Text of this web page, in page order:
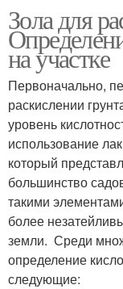
Зола для
на участке
Первоначально,
раскислении
уровень
использование
который
большинство
такими
более
земли. Среди
определение
следующие: